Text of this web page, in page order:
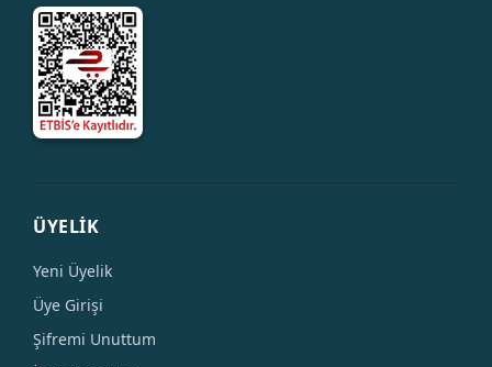
ÜYELİK
Yeni Üyelik
Üye Girişi
Şifremi Unuttum